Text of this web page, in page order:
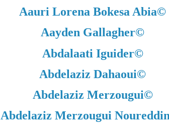
Aauri Lorena Bokesa Abia©
Aayden Gallagher©
Abdalaati Iguider©
Abdelaziz Dahaoui©
Abdelaziz Merzougui©
Abdelaziz Merzougui